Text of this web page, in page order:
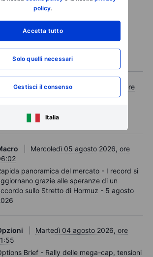
policy.
Accetta tutto
Solo quelli necessari
Gestisci il consenso
Italia
mercato
Opzioni
Mercoledì 05 agosto 2026, ore
aumentano le coperture – 5 agosto 2026
Mercoledì 05 agosto 2026, ore
panoramica del mercato - I record si
grazie alle speranze di un
sullo Stretto di Hormuz - 5 agosto
Martedì 04 agosto 2026, ore
Brief - Rally delle mega-cap, tensioni